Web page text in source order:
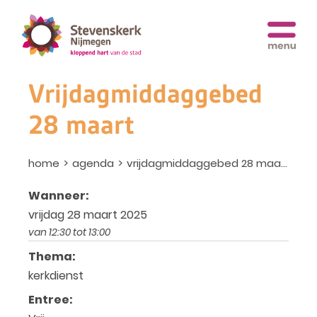
Vrijdagmiddaggebed
28 maart
home agenda vrijdagmiddaggebed 28 maart
Wanneer:
vrijdag 28 maart 2025
van 12:30 tot 13:00
Thema:
kerkdienst
Entree: